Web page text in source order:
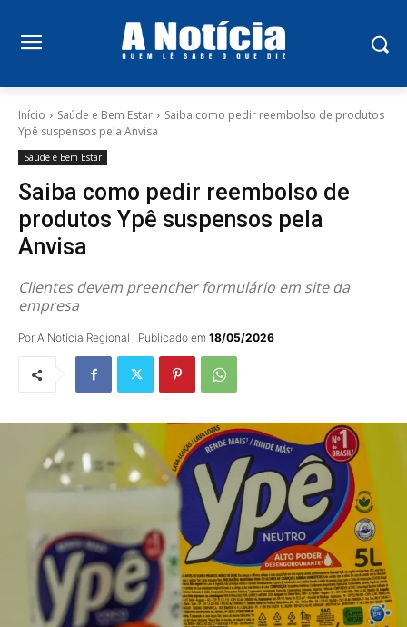
Início Saúde e Bem Estar
Saiba como pedir reembolso de produtos
Ypê suspensos pela Anvisa
Saúde e Bem Estar
Saiba como pedir reembolso de
produtos Ypê suspensos pela
Anvisa
Clientes devem preencher formulário em site da
empresa
Por A Notícia Regional | Publicado em 18/05/2026